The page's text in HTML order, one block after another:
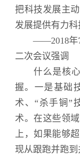
把科技发展主
发展提供有力科
——2018年7
二次会议强调
什么是核心
握。一是基础
术、“杀手锏”
术。在这些领
上，如果能够
现从跟跑并跑到